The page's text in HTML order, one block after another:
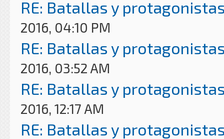
RE: Batallas y
2016, 04:10 PM
RE: Batallas y
2016, 03:52 AM
RE: Batallas y
2016, 12:17 AM
RE: Batallas y